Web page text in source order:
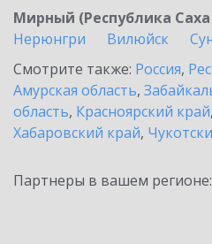
Мирный (Республика
Нерюнгри
Вилюйск
Смотрите также: Россия,
Амурская область,
область, Красноярский край,
Хабаровский край,
Партнеры в вашем регионе: